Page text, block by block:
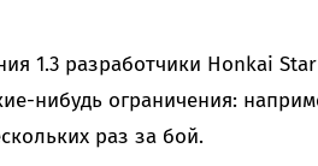
1.3 разработчики Honkai
нибудь ограничения:
раз за бой.